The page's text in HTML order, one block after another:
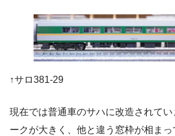
↑サロ381-29
現在では普通車のサハに改造されて
ークが大きく、他と違う窓枠が相ま